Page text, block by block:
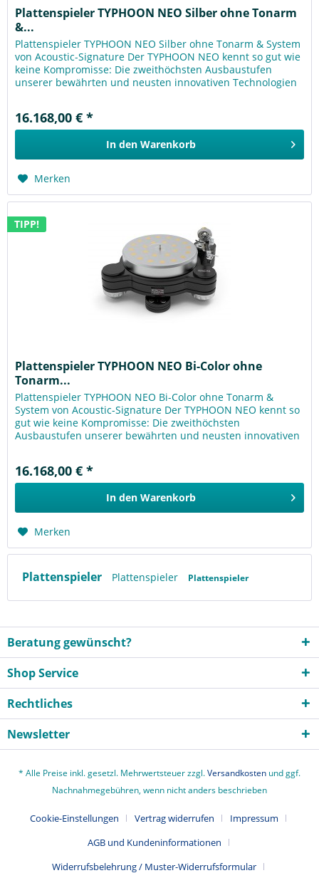
Plattenspieler TYPHOON NEO Silber ohne Tonarm
&...
Plattenspieler TYPHOON NEO Silber ohne Tonarm & System
von Acoustic-Signature Der TYPHOON NEO kennt so gut wie
keine Kompromisse: Die zweithöchsten Ausbaustufen
unserer bewährten und neusten innovativen Technologien
16.168,00 € *
In den Warenkorb
Merken
TIPP!
Plattenspieler TYPHOON NEO Bi-Color ohne
Tonarm...
Plattenspieler TYPHOON NEO Bi-Color ohne Tonarm &
System von Acoustic-Signature Der TYPHOON NEO kennt so
gut wie keine Kompromisse: Die zweithöchsten
Ausbaustufen unserer bewährten und neusten innovativen
16.168,00 € *
In den Warenkorb
Merken
Plattenspieler Plattenspieler Plattenspieler
Beratung gewünscht?
Shop Service
Rechtliches
Newsletter
* Alle Preise inkl. gesetzl. Mehrwertsteuer zzgl.Versandkosten und ggf.
Nachnahmegebühren, wenn nicht anders beschrieben
Cookie-Einstellungen Vertrag widerrufen
Impressum
AGB und Kundeninformationen
Widerrufsbelehrung / Muster-Widerrufsformular